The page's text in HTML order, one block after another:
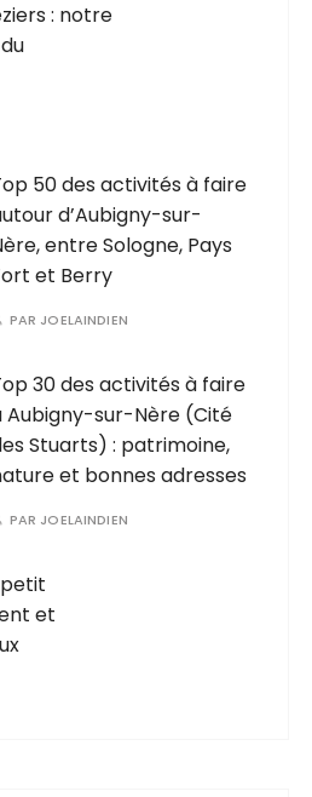
: notre
50 des activités à faire
d’Aubigny-sur-
entre Sologne, Pays
et Berry
PAR JOELAINDIEN
30 des activités à faire
Aubigny-sur-Nère (Cité
Stuarts) : patrimoine,
et bonnes adresses
PAR JOELAINDIEN
et